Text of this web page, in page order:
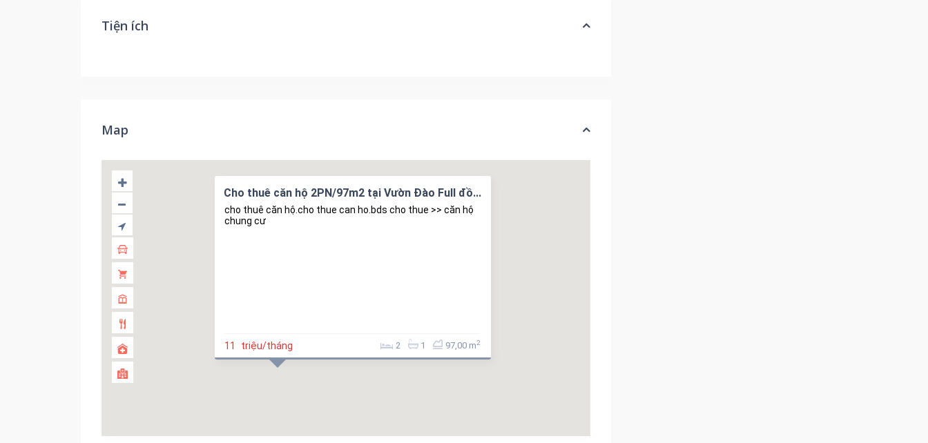
Tiện ích
Map
Cho thuê căn hộ 2PN/97m2 tại Vườn Đào Full đồ...
cho thuê căn hộ.cho thue can ho.bds cho thue >> căn hộ
chung cư
11 triệu/tháng 97,00 m2
1
2